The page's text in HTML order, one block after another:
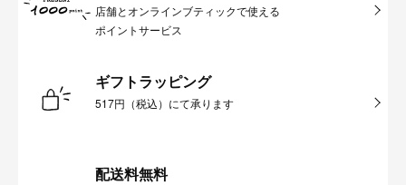
店舗とオンラインブティックで使える
ポイントサービス
ギフトラッピング
517円（税込）にて承ります
配送料無料